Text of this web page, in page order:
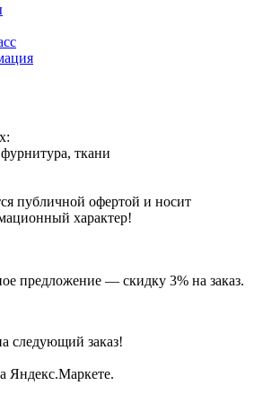
ткани
публичной офертой и носит
характер!
предложение — скидку 3% на заказ.
следующий заказ!
Яндекс.Маркете.